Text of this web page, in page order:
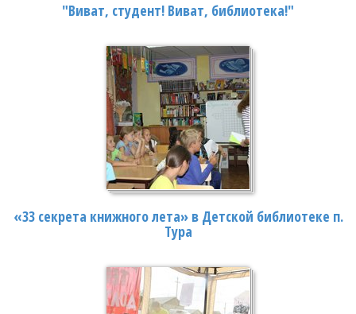
"Виват, студент! Виват, библиотека!"
«33 секрета книжного лета» в Детской библиотеке п.
Тура